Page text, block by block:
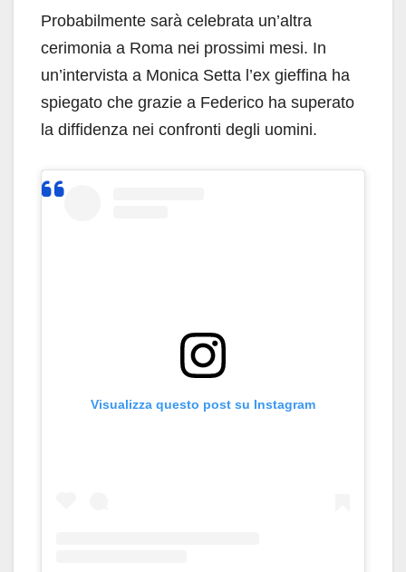
Probabilmente sarà celebrata un’altra
cerimonia a Roma nei prossimi mesi. In
un’intervista a Monica Setta l’ex gieffina ha
spiegato che grazie a Federico ha superato
la diffidenza nei confronti degli uomini.
Visualizza questo post su Instagram